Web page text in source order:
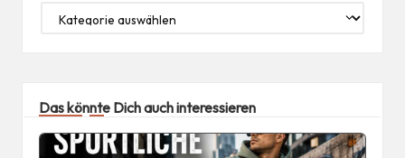
Das könnte Dich auch interessieren